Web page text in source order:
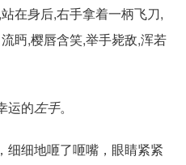
在身后,右手拿着一柄飞刀,
眄,樱唇含笑,举手毙敌,浑若
运的左手。
细细地咂了咂嘴，眼睛紧紧